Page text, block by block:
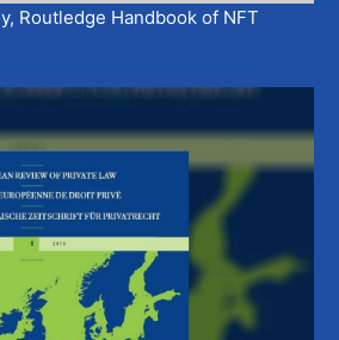
Routledge Handbook of NFT